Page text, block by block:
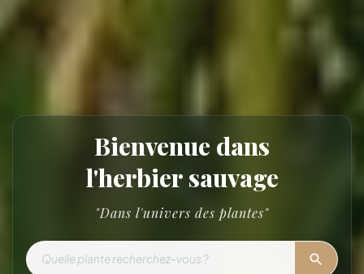
Bienvenue dans
l'herbier sauvage
"Dans l'univers des plantes"